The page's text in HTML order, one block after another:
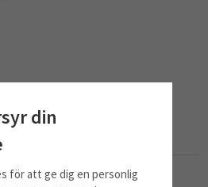
Till Kassan
din
för att ge dig en personlig